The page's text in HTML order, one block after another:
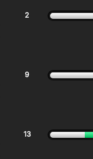
2
9
13